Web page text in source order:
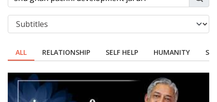
ALL RELATIONSHIP SELF HELP HUMANITY